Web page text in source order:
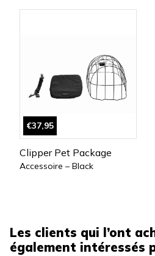
€37,95
Clipper Pet Package
Accessoire – Black
Les clients qui l’ont
également intéressés